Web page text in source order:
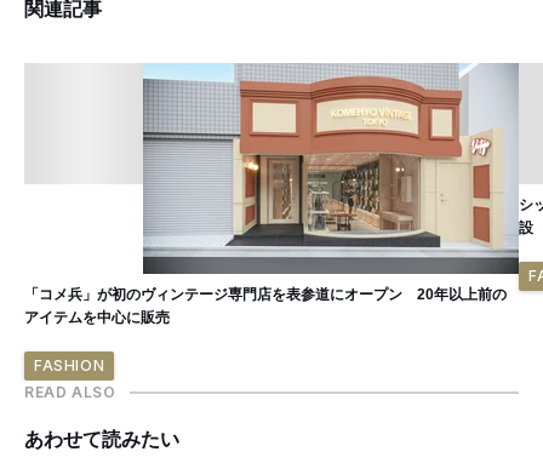
関連記事
「コメ兵」が初のヴィンテージ専門店を表参道にオープン 20年以上前の
アイテムを中心に販売
FASHION
シ
設
READ ALSO
あわせて読みたい